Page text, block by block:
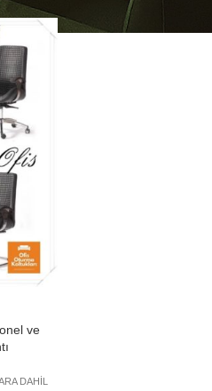
ÇOKLU ÇALIŞMA GRUPLARI
4 Lü Çoklu Çalışma Grupları
ve
DAHİL